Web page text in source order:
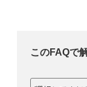
このFAQで